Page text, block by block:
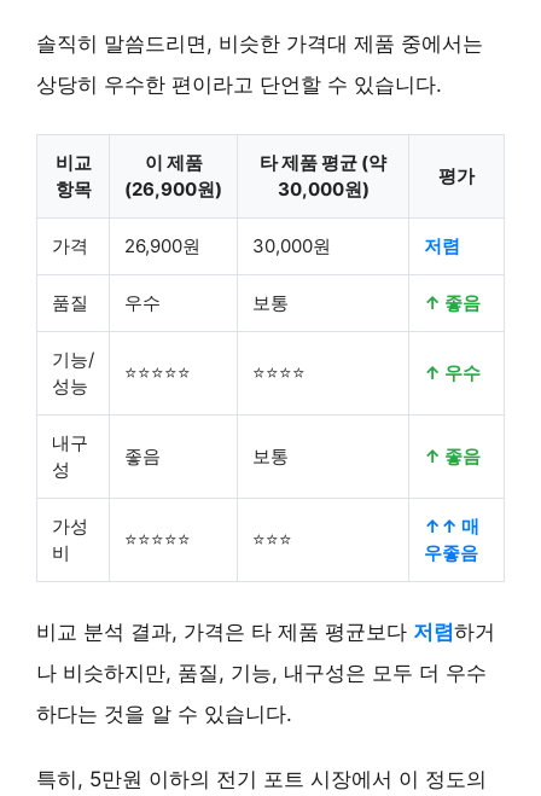
솔직히 말씀드리면, 비슷한 가격대 제품 중에서는
상당히 우수한 편이라고 단언할 수 있습니다.
비교
항목
이 제품
(26,900원)
타 제품 평균 (약
30,000원)
평가
가격 26,900원 30,000원 저렴
품질 우수 보통 ↑ 좋음
기능/
성능
⭐⭐⭐⭐⭐ ⭐⭐⭐⭐ ↑ 우수
내구
성
좋음 보통 ↑ 좋음
가성
비
⭐⭐⭐⭐⭐ ⭐⭐⭐
↑↑ 매
우좋음
비교 분석 결과, 가격은 타 제품 평균보다 저렴하거
나 비슷하지만, 품질, 기능, 내구성은 모두 더 우수
하다는 것을 알 수 있습니다.
특히, 5만원 이하의 전기 포트 시장에서 이 정도의